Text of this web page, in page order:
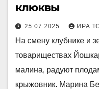
клюквы
25.07.2025 ИРА
На смену клубнике и
товариществах
малина, радуют
крыжовник. Марина